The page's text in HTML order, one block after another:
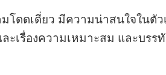
ดดเดี่ยว มีความน่าสนใจในตัว
ะเรื่องความเหมาะสม และบรร